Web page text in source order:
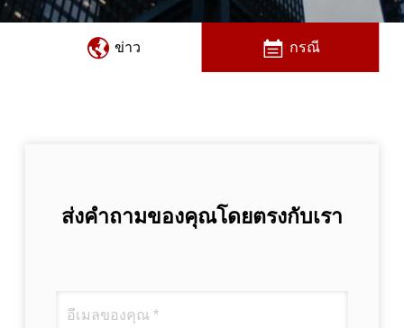
ข่าว กรณี
ส่งคำถามของคุณโดยตรงกับเรา